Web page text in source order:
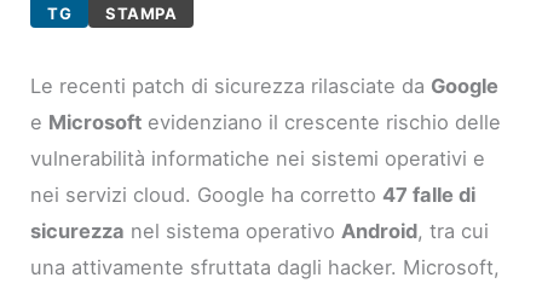
TG STAMPA
Le recenti patch di sicurezza rilasciate da Google
e Microsoft evidenziano il crescente rischio delle
vulnerabilità informatiche nei sistemi operativi e
nei servizi cloud. Google ha corretto47 falle di
sicurezza nel sistema operativo Android, tra cui
una attivamente sfruttata dagli hacker. Microsoft,